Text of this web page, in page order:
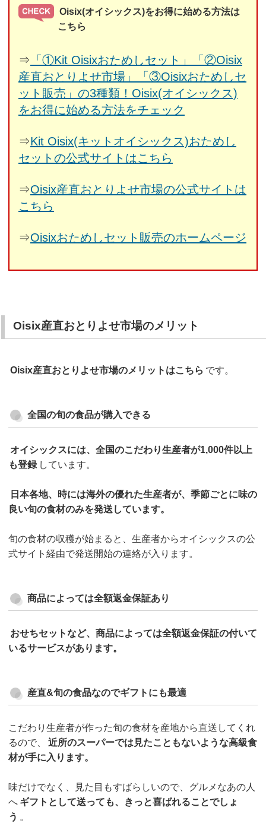
Oisix(オイシックス)をお得に始める方法は
こちら
⇒ 「①Kit Oisixおためしセット」「②Oisix
産直おとりよせ市場」「③Oisixおためしセ
ット販売」の3種類！Oisix(オイシックス)
をお得に始める方法をチェック
⇒Kit Oisix(キットオイシックス)おためし
セットの公式サイトはこちら
⇒Oisix産直おとりよせ市場の公式サイトは
こちら
⇒Oisixおためしセット販売のホームページ
Oisix産直おとりよせ市場のメリット
Oisix産直おとりよせ市場のメリットはこちら です。
全国の旬の食品が購入できる
オイシックスには、全国のこだわり生産者が1,000件以上
も登録 しています。
日本各地、時には海外の優れた生産者が、季節ごとに味の
良い旬の食材のみを発送しています。
旬の食材の収穫が始まると、生産者からオイシックスの公
式サイト経由で発送開始の連絡が入ります。
商品によっては全額返金保証あり
おせちセットなど、商品によっては全額返金保証の付いて
いるサービスがあります。
産直&旬の食品なのでギフトにも最適
こだわり生産者が作った旬の食材を産地から直送してくれ
るので、
近所のスーパーでは見たこともないような高級食
材が手に入ります。
味だけでなく、見た目もすばらしいので、グルメなあの人
へ ギフトとして送っても、きっと喜ばれることでしょ
う 。